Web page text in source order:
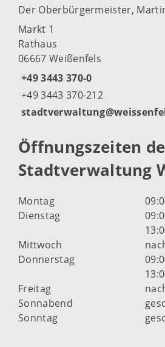
Der Oberbürgermeister,
Markt 1
Rathaus
06667 Weißenfels
+49 3443 370-0
+49 3443 370-212
Öffnungszeiten
Stadtverwaltung
Montag
Dienstag
Mittwoch
Donnerstag
Freitag
Sonnabend
Sonntag